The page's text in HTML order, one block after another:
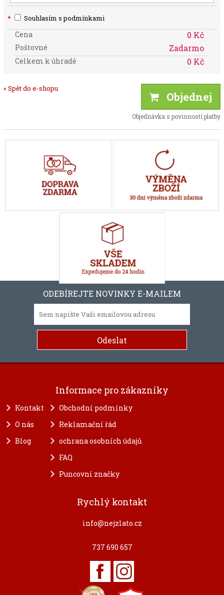
* Souhlasím s podmínkami
Cena 0 Kč
Poštovné Zadarmo
Celkem k úhradě 0 Kč
« Spět do e-shopu
Objednej
Objednávka s povinností platby
ODEBÍREJTE NOVINKY E-MAILEM
Informace pro zákazníky
Kontakt
O nás
Blog
Obchodní podmínky
Reklamační řád
ochrana osobních údajů
FAQ
Puncovní značky
Rychlý kontakt
info@nejzlato.cz
737 690 657